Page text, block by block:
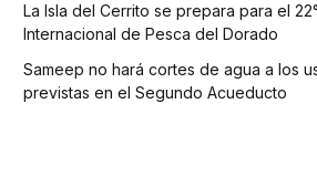
La Isla del Cerrito se prepara para el
Internacional de Pesca del Dorado
Sameep no hará cortes de agua a los
previstas en el Segundo Acueducto